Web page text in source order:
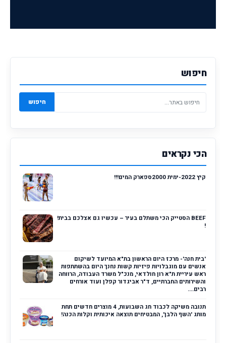
חיפוש
חיפוש
הכי נקראים
קיץ 2022-ימית 2000ספארק המים!!!
BEEF הסטייק הכי משתלם בעיר – עכשיו גם אצלכם בבית!
!
'בית חנה'- מרכז היום הראשון בת"א המיועד לשיקום
אנשים עם מוגבלויות פיזיות קשות נחנך היום בהשתתפות
ראש עיריית ת"א רון חולדאי, מנכ"ל משרד העבודה, הרווחה
והשירותים החברתיים, ד"ר אביגדור קפלן ועוד אורחים
רבים....
תנובה משיקה לכבוד חג השבועות, 4 מוצרים חדשים תחת
מותג 'השף הלבן', המבטיחים תוצאה איכותית וקלות הכנה!